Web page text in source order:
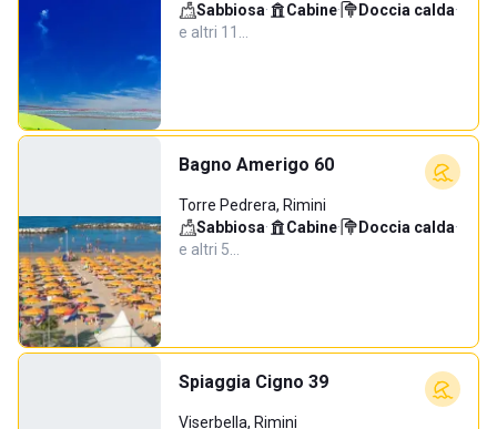
Sabbiosa· Cabine· Doccia calda·
e altri 11…
Bagno Amerigo 60
Torre Pedrera, Rimini
Sabbiosa· Cabine· Doccia calda·
e altri 5…
Spiaggia Cigno 39
Viserbella, Rimini